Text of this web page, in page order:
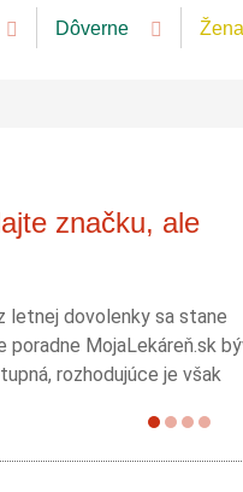
Dôverne
značku, ale
letnej dovolenky sa stane
poradne MojaLekáreň.sk
rozhodujúce je však